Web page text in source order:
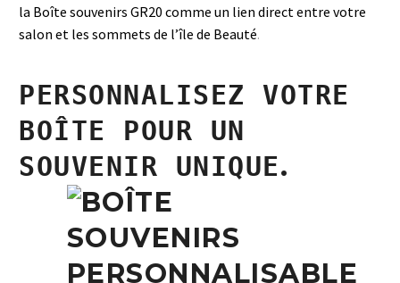
la Boîte souvenirs GR20 comme un lien direct entre votre
salon et les sommets de l’île de Beauté.
PERSONNALISEZ VOTRE
BOÎTE POUR UN
SOUVENIR UNIQUE.